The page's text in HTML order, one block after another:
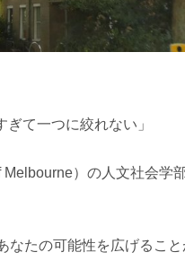
て一つに絞れない」
Melbourne）の人文社会学
たの可能性を広げること